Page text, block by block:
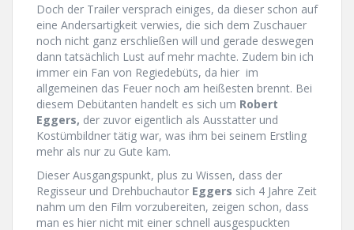
Doch der Trailer versprach einiges, da dieser schon auf
eine Andersartigkeit verwies, die sich dem Zuschauer
noch nicht ganz erschließen will und gerade deswegen
dann tatsächlich Lust auf mehr machte. Zudem bin ich
immer ein Fan von Regiedebüts, da hier im
allgemeinen das Feuer noch am heißesten brennt. Bei
diesem Debütanten handelt es sich um Robert
Eggers, der zuvor eigentlich als Ausstatter und
Kostümbildner tätig war, was ihm bei seinem Erstling
mehr als nur zu Gute kam.
Dieser Ausgangspunkt, plus zu Wissen, dass der
Regisseur und Drehbuchautor Eggers sich 4 Jahre Zeit
nahm um den Film vorzubereiten, zeigen schon, dass
man es hier nicht mit einer schnell ausgespuckten